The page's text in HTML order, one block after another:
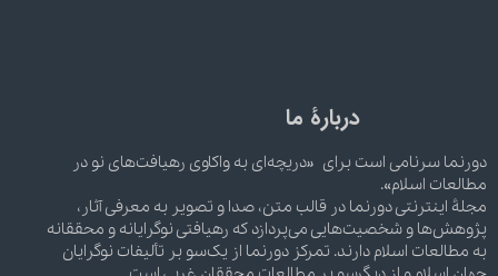
دربارۀ ما
دورنما سرنامی است برای «دریچه‌ای به واکاوی رهیافت‌های نو در
مطالعات اسلام».
مجلۀ اینترنتی دورنما در قالب متن، صدا و تصویر به معرفی آثار،
پژوهش‌ها و شخصیت‌هایی می‌پردازد که رهیافتی نوگرایانه و محققانه
به مطالعات اسلام دارند. تمرکز دورنما از یک‌سو بر تألیفات نوگرایان